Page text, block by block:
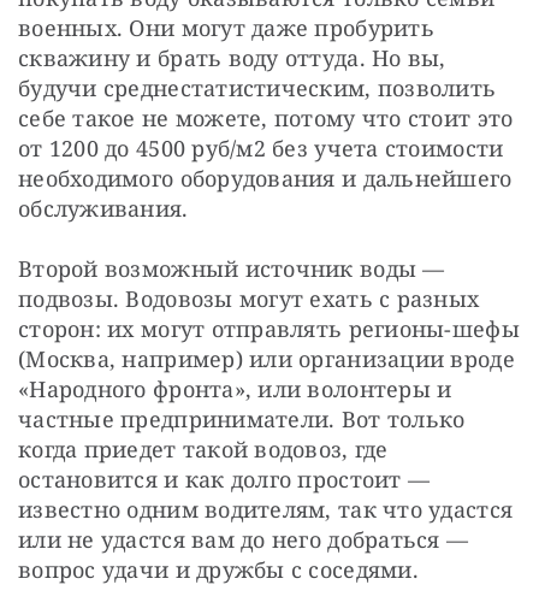
военных. Они могут даже пробурить
скважину и брать воду оттуда. Но вы,
будучи среднестатистическим, позволить
себе такое не можете, потому что стоит это
от 1200 до 4500 руб/м2 без учета стоимости
необходимого оборудования и дальнейшего
обслуживания.
Второй возможный источник воды —
подвозы. Водовозы могут ехать с разных
сторон: их могут отправлять регионы-шефы
(Москва, например) или организации вроде
«Народного фронта», или волонтеры и
частные предприниматели. Вот только
когда приедет такой водовоз, где
остановится и как долго простоит —
известно одним водителям, так что удастся
или не удастся вам до него добраться —
вопрос удачи и дружбы с соседями.